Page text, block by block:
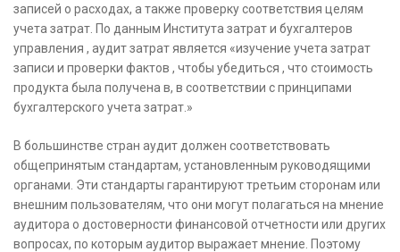
записей о расходах, а также проверку соответствия целям
учета затрат. По данным Института затрат и бухгалтеров
управления , аудит затрат является «изучение учета затрат
записи и проверки фактов , чтобы убедиться , что стоимость
продукта была получена в, в соответствии с принципами
бухгалтерского учета затрат.»
В большинстве стран аудит должен соответствовать
общепринятым стандартам, установленным руководящими
органами. Эти стандарты гарантируют третьим сторонам или
внешним пользователям, что они могут полагаться на мнение
аудитора о достоверности финансовой отчетности или других
вопросах, по которым аудитор выражает мнение. Поэтому